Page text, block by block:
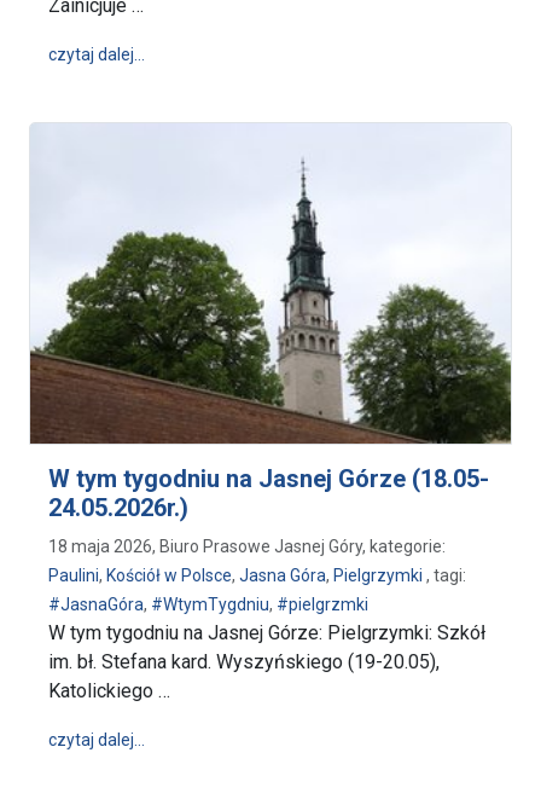
Zainicjuje …
czytaj dalej…
W tym tygodniu na Jasnej Górze (18.05-
24.05.2026r.)
18 maja 2026, Biuro Prasowe Jasnej Góry, kategorie:
Paulini, Kościół w Polsce, Jasna Góra, Pielgrzymki , tagi:
#JasnaGóra, #WtymTygdniu, #pielgrzmki
W tym tygodniu na Jasnej Górze: Pielgrzymki: Szkół
im. bł. Stefana kard. Wyszyńskiego (19-20.05),
Katolickiego …
czytaj dalej…